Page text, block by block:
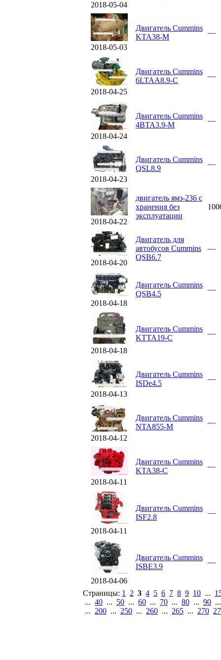
2018-05-04
2018-05-03
Двигатель Cummins
KTA38-M
—
2018-04-25
Двигатель Cummins
6LTAA8.9-C
—
2018-04-24
Двигатель Cummins
4BTA3.9-M
—
2018-04-23
Двигатель Cummins
QSL8.9
—
2018-04-22
двигатель ямз-236 с
хранения без
эксплуатации
2018-04-20
Двигатель для
автобусов Cummins
QSB6.7
—
2018-04-18
Двигатель Cummins
QSB4.5
—
2018-04-18
Двигатель Cummins
KTTA19-C
—
2018-04-13
Двигатель Cummins
ISDe4.5
—
2018-04-12
Двигатель Cummins
NTA855-M
—
2018-04-11
Двигатель Cummins
KTA38-C
—
2018-04-11
Двигатель Cummins
ISF2.8
—
2018-04-06
Двигатель Cummins
ISBE3.9
—
Страницы: 1 2 3 4 5 6 7 8 9 10 ...
... 40 ... 50 ... 60 ... 70 ... 80 ... 90
... 200 ... 250 ... 260 ... 265 ... 270